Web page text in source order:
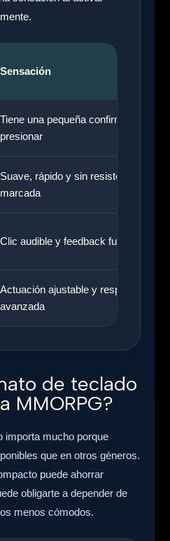
Sensación
Tiene una pequeña confirmación al
presionar
Suave, rápido y sin resistencia
marcada
Clic audible y feedback fuerte
Actuación ajustable y respuesta
avanzada
de teclado
MMORPG?
importa mucho porque
que en otros géneros.
puede ahorrar
obligarte a depender de
menos cómodos.